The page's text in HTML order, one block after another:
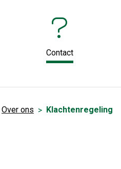
Contact
Over ons Klachtenregeling